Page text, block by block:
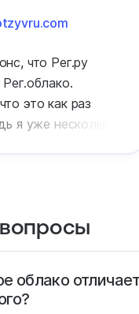
что Рег.ру
это как раз
я уже несколько
и правда очень
тариф
свои задачи.
облако